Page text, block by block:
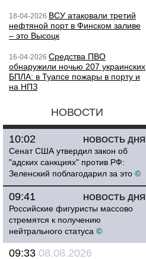
18-04-2026 ВСУ атаковали третий
нефтяной порт в Финском заливе
– это Высоцк
16-04-2026 Средства ПВО
обнаружили ночью 207 украинских
БПЛА: в Туапсе пожары в порту и
на НПЗ
НОВОСТИ
НОВОСТЬ ДНЯ
10:02
Сенат США утвердил закон об
"адских санкциях" против РФ:
Зеленский поблагодарил за это ©
НОВОСТЬ ДНЯ
09:41
Российские фигуристы массово
стремятся к получению
нейтрального статуса ©
09:33 08.08.2026